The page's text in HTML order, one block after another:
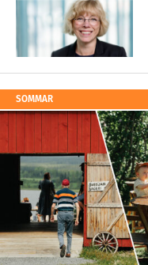
SOMMAR